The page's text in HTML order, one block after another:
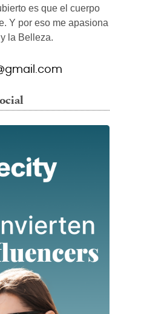
es que el cuerpo
Y por eso me apasiona
la Belleza.